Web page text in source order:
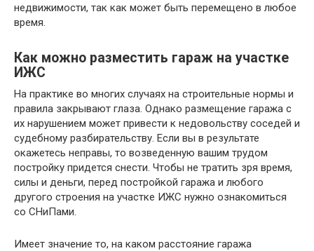
недвижимости, так как может быть перемещено в любое
время.
Как можно разместить гараж на участке
ИЖС
На практике во многих случаях на строительные нормы и
правила закрывают глаза. Однако размещение гаража с
их нарушением может привести к недовольству соседей и
судебному разбирательству. Если вы в результате
окажетесь неправы, то возведенную вашим трудом
постройку придется снести. Чтобы не тратить зря время,
силы и деньги, перед постройкой гаража и любого
другого строения на участке ИЖС нужно ознакомиться
со СНиПами.
Имеет значение то, на каком расстояние гаража